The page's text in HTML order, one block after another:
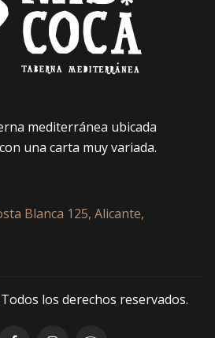
mediterránea ubicada
una carta muy variada.
Blanca 125, Alicante,
los derechos reservados.